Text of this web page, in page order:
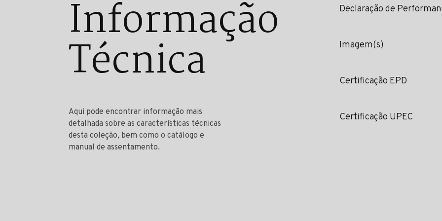
Informação
Técnica
Aqui pode encontrar informação mais
detalhada sobre as características técnicas
desta coleção, bem como o catálogo e
manual de assentamento.
Declaração de
Imagem(s)
Certificação EPD
Certificação UPEC